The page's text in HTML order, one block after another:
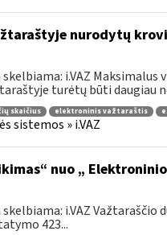
nurodytų
i.VAZ
turėtų būti daugiau
skaičius elektroninis važtaraštis
sistemos » i.VAZ
nuo „
i.VAZ
423...